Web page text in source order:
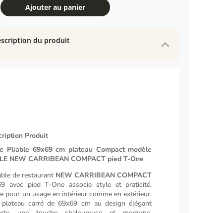
Ajouter au panier
du produit
Produit
Pliable 69x69 cm plateau Compact modèle
NEW CARRIBEAN COMPACT pied T-One
de restaurant NEW CARRIBEAN COMPACT
avec pied T-One associe style et praticité,
pour un usage en intérieur comme en extérieur.
carré de 69x69 cm au design élégant